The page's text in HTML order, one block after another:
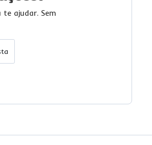
te ajudar. Sem